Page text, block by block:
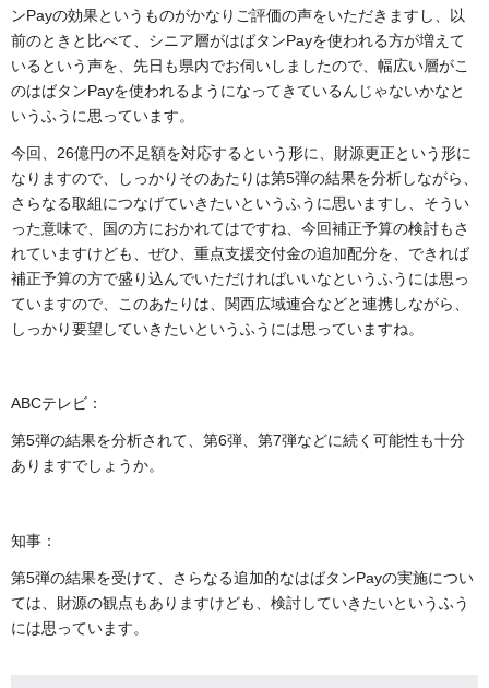
ンPayの効果というものがかなりご評価の声をいただきますし、以
前のときと比べて、シニア層がはばタンPayを使われる方が増えて
いるという声を、先日も県内でお伺いしましたので、幅広い層がこ
のはばタンPayを使われるようになってきているんじゃないかなと
いうふうに思っています。
今回、26億円の不足額を対応するという形に、財源更正という形に
なりますので、しっかりそのあたりは第5弾の結果を分析しながら、
さらなる取組につなげていきたいというふうに思いますし、そうい
った意味で、国の方におかれてはですね、今回補正予算の検討もさ
れていますけども、ぜひ、重点支援交付金の追加配分を、できれば
補正予算の方で盛り込んでいただければいいなというふうには思っ
ていますので、このあたりは、関西広域連合などと連携しながら、
しっかり要望していきたいというふうには思っていますね。
ABCテレビ：
第5弾の結果を分析されて、第6弾、第7弾などに続く可能性も十分
ありますでしょうか。
知事：
第5弾の結果を受けて、さらなる追加的なはばタンPayの実施につい
ては、財源の観点もありますけども、検討していきたいというふう
には思っています。